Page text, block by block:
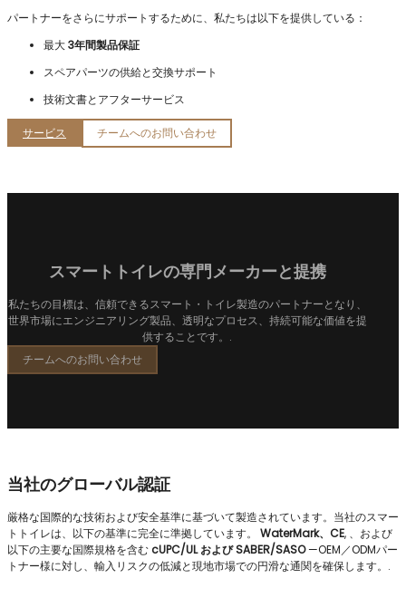
パートナーをさらにサポートするために、私たちは以下を提供している：
最大3年間製品保証
スペアパーツの供給と交換サポート
技術文書とアフターサービス
サービス チームへのお問い合わせ
スマートトイレの専門メーカーと提携
私たちの目標は、信頼できるスマート・トイレ製造のパートナーとなり、
世界市場にエンジニアリング製品、透明なプロセス、持続可能な価値を提
供することです。.
チームへのお問い合わせ
当社のグローバル認証
厳格な国際的な技術および安全基準に基づいて製造されています。当社のスマー
トトイレは、以下の基準に完全に準拠しています。 WaterMark、CE, 、および
以下の主要な国際規格を含むcUPC/UL および SABER/SASO—OEM／ODMパー
トナー様に対し、輸入リスクの低減と現地市場での円滑な通関を確保します。.